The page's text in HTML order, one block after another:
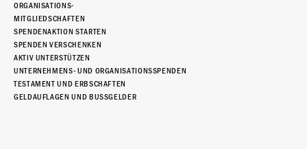
ORGANISATIONS-
MITGLIEDSCHAFTEN
SPENDENAKTION STARTEN
SPENDEN VERSCHENKEN
AKTIV UNTERSTÜTZEN
UNTERNEHMENS- UND ORGANISATIONSSPENDEN
TESTAMENT UND ERBSCHAFTEN
GELDAUFLAGEN UND BUSSGELDER